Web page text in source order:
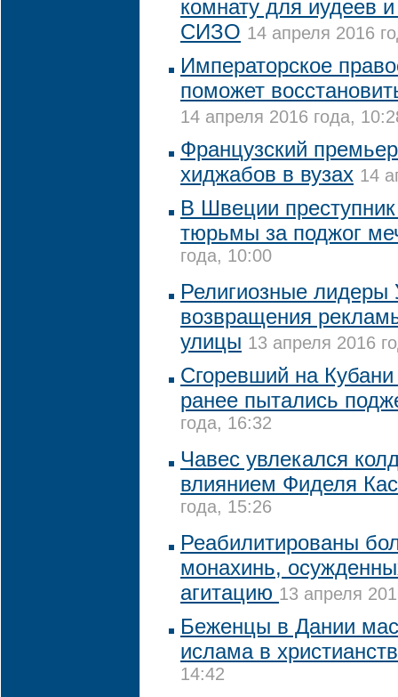
комнату для иудеев
СИЗО 14 апреля 2016
Императорское
поможет
14 апреля 2016 года,
Французский
хиджабов в вузах 14
В Швеции
тюрьмы за поджог
года, 10:00
Религиозные лидеры
возвращения
улицы 13 апреля 2016
Сгоревший на
ранее пытались
года, 16:32
Чавес увлекался
влиянием Фиделя
года, 15:26
Реабилитированы
монахинь,
агитацию 13 апреля
Беженцы в Дании
ислама в
14:42